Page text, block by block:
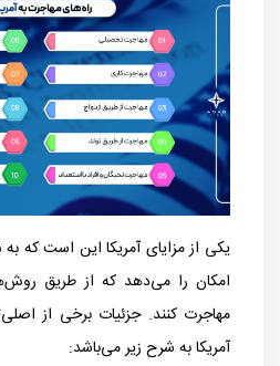
یکی از مزایای آمریکا این است که
امکان را می‌دهد که از طریق
مهاجرت کنند. جزئيات برخی از
آمریکا به شرح زیر می‌باشد: